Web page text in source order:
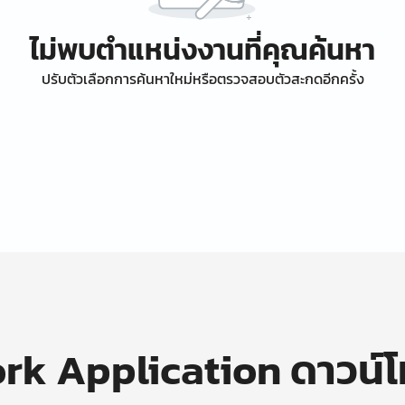
ไม่พบตำแหน่งงานที่คุณค้นหา
ปรับตัวเลือกการค้นหาใหม่หรือตรวจสอบตัวสะกดอีกครั้ง
Application ดาวน์